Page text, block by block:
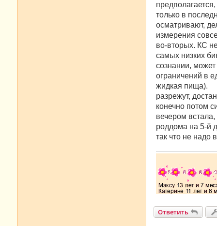
только в
осматривают,
измерения
во-вторых. КС
самых низких
сознании,
ограничений в
жидкая пища).
разрежут,
конечно потом
вечером
роддома на 5-й
так что не надо
Ответить